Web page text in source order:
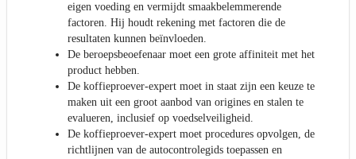
eigen voeding en vermijdt smaakbelemmerende
factoren. Hij houdt rekening met factoren die de
resultaten kunnen beïnvloeden.
De beroepsbeoefenaar moet een grote affiniteit met het
product hebben.
De koffieproever-expert moet in staat zijn een keuze te
maken uit een groot aanbod van origines en stalen te
evalueren, inclusief op voedselveiligheid.
De koffieproever-expert moet procedures opvolgen, de
richtlijnen van de autocontrolegids toepassen en